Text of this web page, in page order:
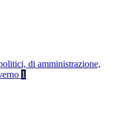
di amministrazione,
1